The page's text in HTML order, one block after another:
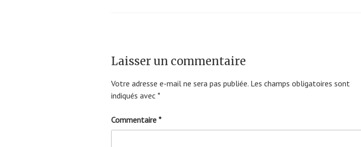
Laisser un commentaire
Votre adresse e-mail ne sera pas publiée. Les champs obligatoires sont
indiqués avec *
Commentaire *